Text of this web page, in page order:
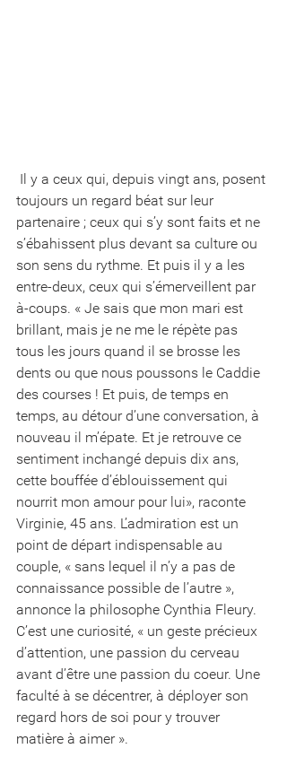
toujours un regard béat sur leur
partenaire ; ceux qui s’y sont faits et ne
s’ébahissent plus devant sa culture ou
son sens du rythme. Et puis il y a les
entre-deux, ceux qui s’émerveillent par
à-coups. « Je sais que mon mari est
brillant, mais je ne me le répète pas
tous les jours quand il se brosse les
dents ou que nous poussons le Caddie
des courses ! Et puis, de temps en
temps, au détour d’une conversation, à
nouveau il m’épate. Et je retrouve ce
sentiment inchangé depuis dix ans,
cette bouffée d’éblouissement qui
nourrit mon amour pour lui», raconte
Virginie, 45 ans. L’admiration est un
point de départ indispensable au
couple, « sans lequel il n’y a pas de
connaissance possible de l’autre »,
annonce la philosophe Cynthia Fleury.
C’est une curiosité, « un geste précieux
d’attention, une passion du cerveau
avant d’être une passion du coeur. Une
faculté à se décentrer, à déployer son
regard hors de soi pour y trouver
matière à aimer ».